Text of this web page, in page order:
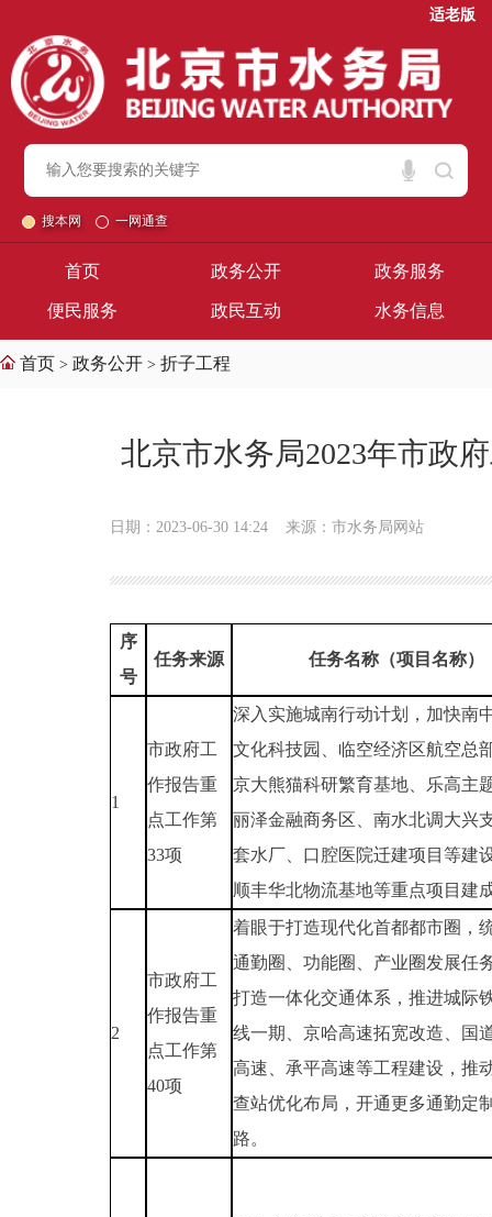
适老版
搜本网 一网通查
首页 政务公开 政务服务
便民服务 政民互动 水务信息
首页 > 政务公开 > 折子工程
北京市水务局2023年市政
日期：2023-06-30 14:24 来源：市水务局网站
序
号
任务来源 任务名称（项目名称）
1
市政府工
作报告重
点工作第
33项
深入实施城南行动计划，加快南
文化科技园、临空经济区航空总
京大熊猫科研繁育基地、乐高主
丽泽金融商务区、南水北调大兴
套水厂、口腔医院迁建项目等建
顺丰华北物流基地等重点项目建
2
市政府工
作报告重
点工作第
40项
着眼于打造现代化首都都市圈，
通勤圈、功能圈、产业圈发展任
打造一体化交通体系，推进城际
线一期、京哈高速拓宽改造、国
高速、承平高速等工程建设，推
查站优化布局，开通更多通勤定
路。